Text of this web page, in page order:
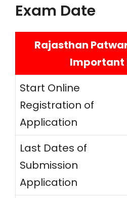
Exam Date
Rajasthan
Important
Start Online
Registration of
Application
Last Dates of
Submission
Application